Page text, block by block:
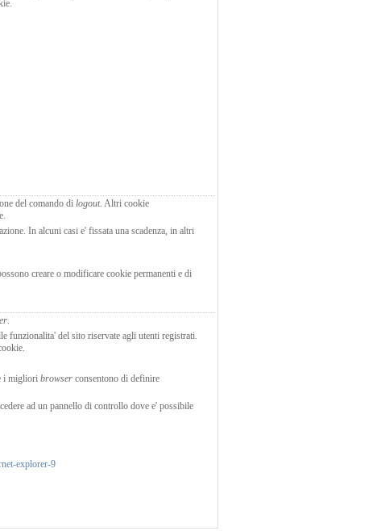
del comando di logout. Altri cookie
In alcuni casi e' fissata una scadenza, in altri
creare o modificare cookie permanenti e di
.
funzionalita' del sito riservate agli utenti registrati.
i migliori browser consentono di definire
ad un pannello di controllo dove e' possibile
explorer-9